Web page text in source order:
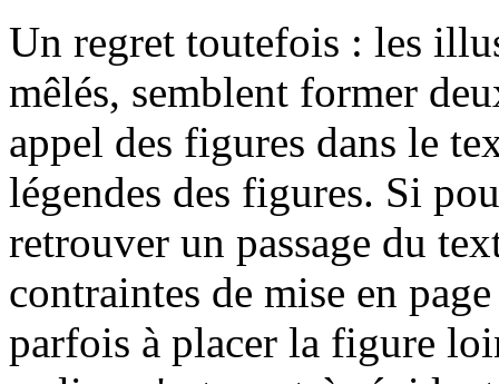
Un regret toutefois : les
mêlés, semblent former
appel des figures dans le
légendes des figures. Si
retrouver un passage du
contraintes de mise en
parfois à placer la figure